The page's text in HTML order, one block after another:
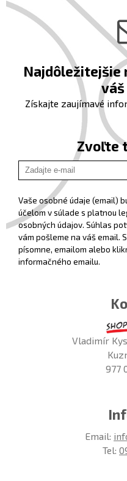
Najdôležitejšie
Získajte zaujímavé
Zvoľte
Vaše osobné údaje (email)
účelom v súlade s platnou
osobných údajov. Súhlas
vám pošleme na váš email.
písomne, emailom alebo
informačného emailu.
Vladimír
977
Email:
Tel: